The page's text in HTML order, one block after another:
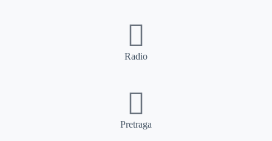
Radio
Pretraga